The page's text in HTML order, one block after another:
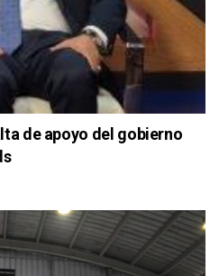
de apoyo del gobierno